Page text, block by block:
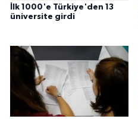
İlk 1000'e Türkiye'den 13
üniversite girdi